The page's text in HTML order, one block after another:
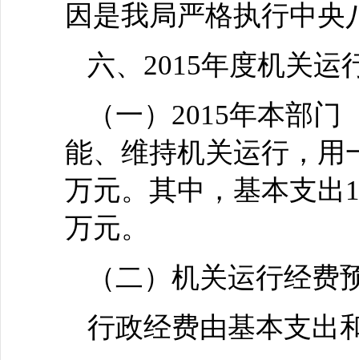
因是我局严格执行中
六、2015年度机关运
（一）2015年本部
能、维持机关运行，用
万元。其中，基本支出
万元。
（二）机关运行经费
行政经费由基本支出